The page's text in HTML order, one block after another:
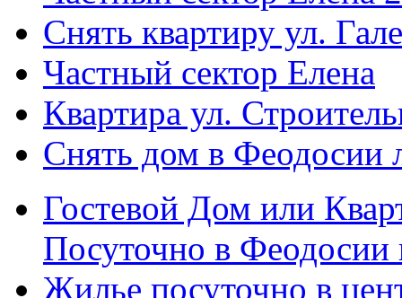
Снять квартиру ул.
Частный сектор Елена
Квартира ул.
Снять дом в Феодосии
Гостевой Дом или
Посуточно в Феодосии
Жилье посуточно в